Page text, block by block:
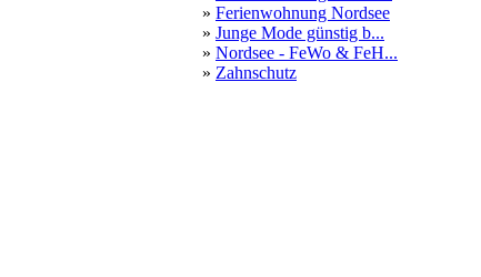
» Ferienwohnung Nordsee
» Junge Mode günstig b...
» Nordsee - FeWo & FeH...
» Zahnschutz